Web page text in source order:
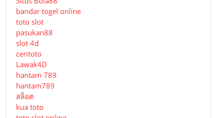
bandar togel online
toto slot
pasukan88
slot 4d
ceritoto
Lawak4D
hantam 789
hantam789
สล็อต
kua toto